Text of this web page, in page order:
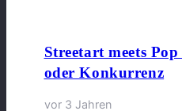
Streetart meets
oder Konkurrenz
vor 3 Jahren